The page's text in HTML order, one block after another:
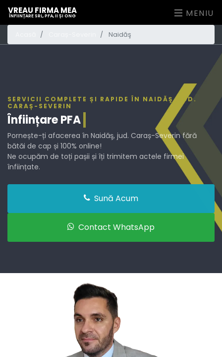
VREAU FIRMA MEA
ÎNFIINȚARE SRL, PFA, II ȘI ONG MENIU
Naidăş
SERVICII COMPLETE ȘI RAPIDE ÎN NAIDĂŞ, JUD.
CARAȘ-SEVERIN
ÎnființarePFA
Pornește-ți afacerea în Naidăş, jud. Caraș-Severin fără
bătăi de cap și 100% online!
Ne ocupăm de toți pașii și îți trimitem actele firmei
înființate.
Sună Acum
Contact WhatsApp